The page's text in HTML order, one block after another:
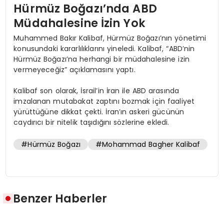
Hürmüz Boğazı’nda ABD
Müdahalesine İzin Yok
Muhammed Bakır Kalibaf, Hürmüz Boğazı’nın yönetimi
konusundaki kararlılıklarını yineledi. Kalibaf, “ABD’nin
Hürmüz Boğazı’na herhangi bir müdahalesine izin
vermeyeceğiz” açıklamasını yaptı.
Kalibaf son olarak, İsrail’in İran ile ABD arasında
imzalanan mutabakat zaptını bozmak için faaliyet
yürüttüğüne dikkat çekti. İran’ın askeri gücünün
caydırıcı bir nitelik taşıdığını sözlerine ekledi.
#Hürmüz Boğazı #Mohammad Bagher Kalibaf
Benzer Haberler